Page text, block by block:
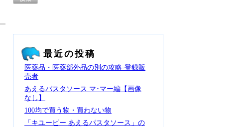
最近の投稿
医薬品・医薬部外品の別の攻略‐登録販
売者
あえるパスタソース マ･マー編【画像
なし】
100均で買う物・買わない物
「キユーピー あえるパスタソース」の